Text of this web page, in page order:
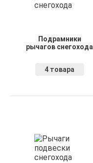
Подрамники
рычагов снегохода
4 товара